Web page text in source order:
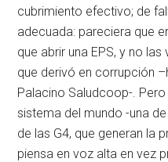
cubrimiento efectivo; de
adecuada: pareciera que
que abrir una EPS, y no
que derivó en corrupción
Palacino Saludcoop-.
sistema del mundo -una
de las G4, que generan la
piensa en voz alta en vez